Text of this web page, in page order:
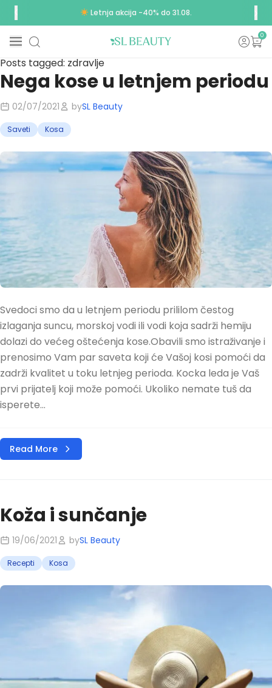
Letnja akcija -40% do 31.08.
0
Posts tagged: zdravlje
Nega kose u letnjem periodu
02/07/2021 bySL Beauty
Saveti Kosa
Svedoci smo da u letnjem periodu prililom čestog
izlaganja suncu, morskoj vodi ili vodi koja sadrži hemiju
dolazi do većeg oštećenja kose.Obavili smo istraživanje i
prenosimo Vam par saveta koji će Vašoj kosi pomoći da
zadrži kvalitet u toku letnjeg perioda. Kocka leda je Vaš
prvi prijatelj koji može pomoći. Ukoliko nemate tuš da
isperete...
Read More
Koža i sunčanje
19/06/2021 bySL Beauty
Recepti Kosa